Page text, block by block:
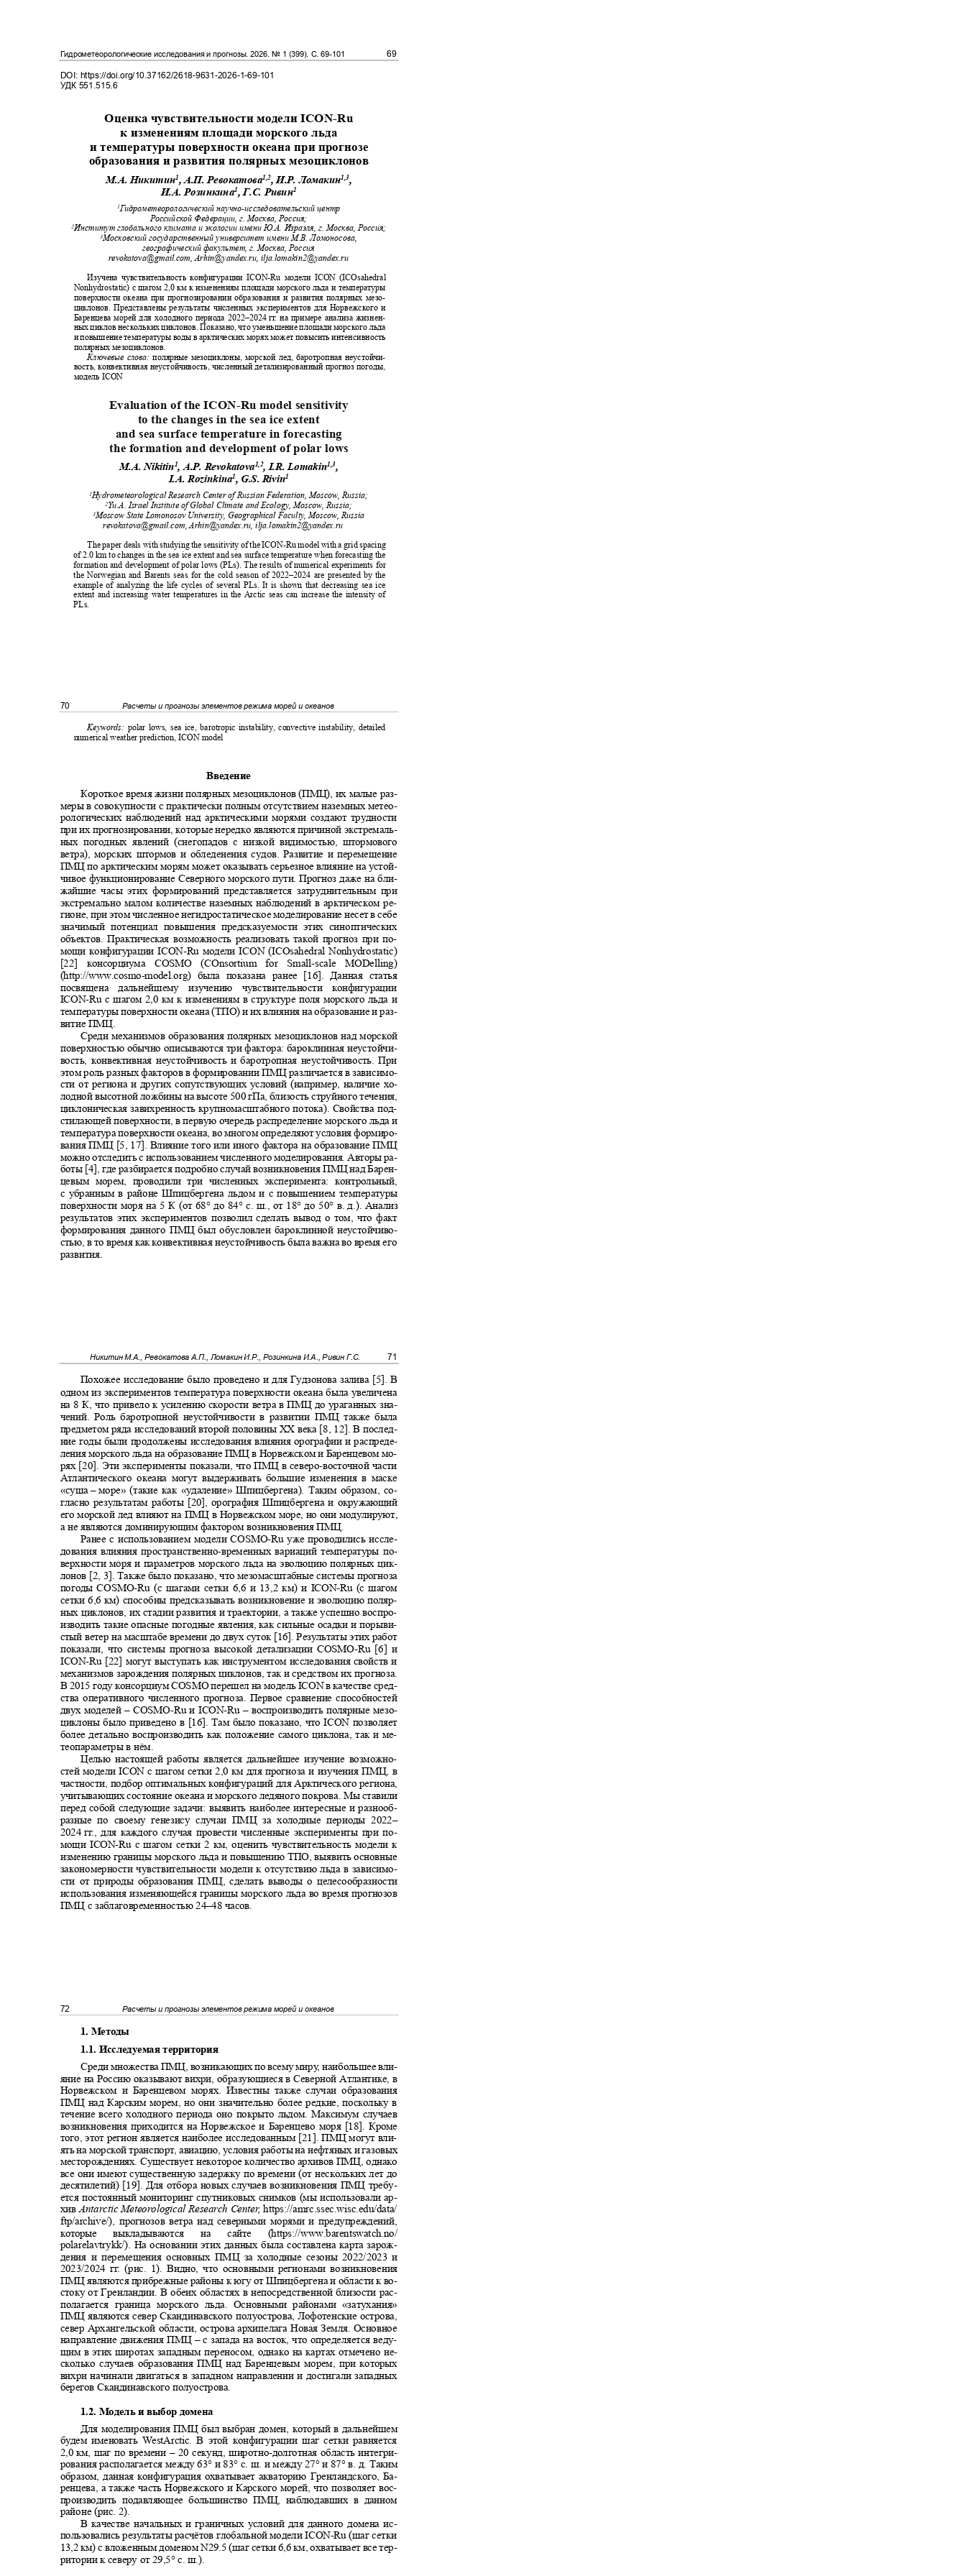
Гидрометеорологические исследования и прогнозы. 2026. № 1 (399). С.69-101 69
DOI: https://doi.org/10.37162/2618-9631-2026-1-69-101
УДК 551.515.6
Оценка чувствительности модели ICON-Ru
к изменениям площади морского льда
и температуры поверхности океана при прогнозе
образования и развития полярных мезоциклонов
М.А. Никитин1, А.П. Ревокатова1,2, И.Р. Ломакин1,3,
И.А. Розинкина1, Г.С. Ривин1
1Гидрометеорологический научно-исследовательский центр
Российской Федерации, г. Москва, Россия;
2Институт глобального климата и экологии имени Ю.А. Израэля, г. Москва, Россия;
3Московский государственный университет имени М.В. Ломоносова,
географический факультет, г. Москва, Россия
revokatova@gmail.com,Arhin@yandex.ru, ilja.lomakin2@yandex.ru
Изучена чувствительность конфигурации ICON-Ru модели ICON (ICOsahedral
Nonhydrostatic) с шагом 2,0 км к изменениям площади морского льда и температуры
поверхности океана при прогнозировании образования и развития полярных мезо-
циклонов. Представлены результаты численных экспериментов для Норвежского и
Баренцева морей для холодного периода 2022–2024 гг.на примере анализа жизнен-
ных циклов нескольких циклонов. Показано, что уменьшение площади морского льда
и повышение температуры воды в арктических морях может повысить интенсивность
полярных мезоциклонов
Ключевые слова:полярные мезоциклоны, морской лед, баротропная неустойчи-
вость, конвективная неустойчивость, численный детализированный прогноз погоды,
модель ICON
Evaluation of the ICON-Ru model sensitivity
to the changes in the sea ice extent
and sea surface temperature in forecasting
the formation and development of polar lows
M.A. Nikitin1, A.P. Revokatova1,2, I.R. Lomakin1,3,
I.A. Rozinkina1, G.S. Rivin1
1Hydrometeorological Research Center of Russian Federation, Moscow, Russia;
2Yu.A. Israel Institute of Global Climate and Ecology, Moscow, Russia;
3Moscow State Lomonosov University, Geographical Faculty, Moscow, Russia
revokatova@gmail.com,Arhin@yandex.ru,ilja.lomakin2@yandex.ru
The paper deals with studying the sensitivity of the ICON-Ru model with a grid spacing
of 2.0 km to changes in the sea ice extent and sea surface temperature when forecasting the
formation and development of polar lows (PLs). The results of numerical experiments for
the Norwegian and Barents seas for the cold season of 2022–2024 are presented by the
example of analyzing the life cycles of several PLs. It is shown that decreasing sea ice
extent and increasing water temperatures in the Arctic seas can increase the intensity of
PLs.
70 Расчеты и прогнозы элементов режима морей и океанов
Keywords: polar lows, sea ice, barotropic instability, convective instability, detailed
numerical weather prediction, ICON model
Введение
Короткое время жизни полярных мезоциклонов (ПМЦ), их малые раз-
меры в совокупности с практически полным отсутствием наземных метео-
рологических наблюдений над арктическими морями создают трудности
при их прогнозировании, которые нередко являются причиной экстремаль-
ных погодных явлений (снегопадов с низкой видимостью, штормового
ветра), морских штормов и обледенения судов. Развитие и перемещение
ПМЦ по арктическим морям может оказывать серьезное влияние на устой-
чивое функционирование Северного морского пути. Прогноз даже на бли-
жайшие часы этих формирований представляется затруднительным при
экстремально малом количестве наземных наблюдений в арктическом ре-
гионе, при этом численное негидростатическое моделирование несет в себе
значимый потенциал повышения предсказуемости этих синоптических
объектов. Практическая возможность реализовать такой прогноз при по-
мощи конфигурацииICON-Ru моделиICON (ICOsahedral Nonhydrostatic)
[22] консорциума COSMO (COnsortium for Small-scale MODelling)
(http://www.cosmo-model.org) была показана ранее [16]. Данная статья
посвящена дальнейшему изучению чувствительности конфигурации
ICON-Ruс шагом 2,0 км к изменениям в структуре поля морского льда и
температуры поверхности океана (ТПО) и их влияния на образование и раз-
витие ПМЦ.
Среди механизмов образования полярных мезоциклонов над морской
поверхностью обычно описываются три фактора: бароклинная неустойчи-
вость, конвективная неустойчивость и баротропная неустойчивость. При
этом роль разных факторов в формировании ПМЦ различается в зависимо-
сти от региона и других сопутствующих условий (например, наличие хо-
лодной высотной ложбины на высоте 500 гПа, близость струйного течения,
циклоническая завихренность крупномасштабного потока). Свойства под-
стилающей поверхности, в первую очередь распределение морского льда и
температура поверхности океана, во многом определяют условия формиро-
вания ПМЦ [5, 17]. Влияние того или иного фактора на образование ПМЦ
можно отследить с использованием численного моделирования. Авторы ра-
боты [4], где разбирается подробно случай возникновения ПМЦ над Барен-
цевым морем, проводили три численных эксперимента: контрольный,
с убранным в районе Шпицбергена льдом и с повышением температуры
поверхности моря на 5 К (от 68° до 84°с. ш., от 18° до 50° в. д.). Анализ
результатов этих экспериментов позволил сделать вывод о том, что факт
формирования данного ПМЦ был обусловлен бароклинной неустойчиво-
стью, в то время как конвективная неустойчивость была важна во время его
развития.
Никитин М.А., Ревокатова А.П., Ломакин И.Р., Розинкина И.А., Ривин Г.С. 71
Похожее исследование было проведено и для Гудзонова залива [5]. В
одном из экспериментов температура поверхности океана была увеличена
на 8 К, что привело к усилению скорости ветра в ПМЦ до ураганных зна-
чений. Роль баротропной неустойчивости в развитии ПМЦ также была
предметом ряда исследований второй половины XX века [8, 12]. В послед-
ние годы были продолжены исследования влияния орографии и распреде-
ления морского льда на образование ПМЦ в Норвежском и Баренцевом мо-
рях [20]. Эти эксперименты показали, что ПМЦ в северо-восточной части
Атлантического океана могут выдерживать большие изменения в маске
«суша ‒ море»(такие как «удаление»Шпицбергена). Таким образом, со-
гласно результатам работы [20], орография Шпицбергена и окружающий
его морской лед влияют на ПМЦ в Норвежском море, но они модулируют,
а не являются доминирующим фактором возникновения ПМЦ.
Ранее с использованием моделиCOSMO-Ruуже проводились иссле-
дования влияния пространственно-временных вариаций температуры по-
верхности моря и параметров морского льда на эволюцию полярных цик-
лонов [2, 3]. Также было показано, что мезомасштабные системы прогноза
погодыCOSMO-Ru (с шагами сетки 6,6 и 13,2 км) и ICON-Ru (с шагом
сетки 6,6 км) способны предсказывать возникновение и эволюцию поляр-
ных циклонов, их стадии развития и траектории, а также успешно воспро-
изводить такие опасные погодные явления, как сильные осадки и порыви-
стый ветер на масштабе времени до двух суток [16]. Результаты этих работ
показали, что системы прогноза высокой детализацииCOSMO-Ru [6] и
ICON-Ru [22] могут выступать как инструментом исследования свойств и
механизмов зарождения полярных циклонов, так и средством их прогноза.
В 2015 году консорциумCOSMOперешел на модельICONв качестве сред-
ства оперативного численного прогноза. Первое сравнение способностей
двух моделей– COSMO-Ruи ICON-Ru – воспроизводить полярные мезо-
циклоны было приведено в [16]. Там было показано, чтоICON позволяет
более детально воспроизводить как положение самого циклона, так и ме-
теопараметры в нём.
Целью настоящей работы является дальнейшее изучение возможно-
стей моделиICONс шагом сетки 2,0 км для прогноза и изучения ПМЦ, в
частности, подбор оптимальных конфигураций для Арктического региона,
учитывающих состояние океана и морского ледяного покрова. Мы ставили
перед собой следующие задачи: выявить наиболее интересные и разнооб-
разные по своему генезису случаи ПМЦ за холодные периоды 2022‒
2024 гг.
, для каждого случая провести численные эксперименты при по-
мощи ICON-Ru с шагом сетки 2 км, оценить чувствительность модели к
изменению границы морского льда и повышению ТПО, выявить основные
закономерности чувствительности модели к отсутствию льда в зависимо-
сти от природы образования ПМЦ, сделать выводы о целесообразности
использования изменяющейся границы морского льда во время прогнозов
ПМЦ с заблаговременностью 24‒48 часов.
72 Расчеты и прогнозы элементов режима морей и океанов
1. Методы
1.1. Исследуемая территория
Среди множества ПМЦ, возникающих по всему миру,наибольшее вли-
яние на Россию оказывают вихри, образующиеся в Северной Атлантике, в
Норвежском и Баренцевом морях. Известны также случаи образования
ПМЦ над Карским морем, но они значительно более редкие, поскольку в
течение всего холодного периода оно покрыто льдом. Максимум случаев
возникновения приходится на Норвежское и Баренцево моря [18]. Кроме
того, этот регион является наиболее исследованным [21].ПМЦ могут вли-
ять на морской транспорт, авиацию, условия работы на нефтяных и газовых
месторождениях. Существует некоторое количество архивов ПМЦ, однако
все они имеют существенную задержку по времени (от нескольких лет до
десятилетий) [19]. Для отбора новых случаев возникновения ПМЦ требу-
ется постоянный мониторинг спутниковых снимков (мы использовали ар-
хивAntarctic Meteorological Research Center,https://amrc.ssec.wisc.edu/data/
ftp/archive/), прогнозов ветра над северными морями и предупреждений,
которые выкладываются на сайте (https://www.barentswatch.no/
polarelavtrykk/). На основании этих данных была составлена карта зарож-
дения и перемещения основных ПМЦ за холодные сезоны 2022/2023 и
2023/2024 гг.(рис. 1). Видно, что основными регионами возникновения
ПМЦ являются прибрежные районы к югу от Шпицбергена и области к во-
стоку от Гренландии. В обеих областях в непосредственной близости рас-
полагается граница морского льда. Основными районами«затухания»
ПМЦ являются север Скандинавского полуострова, Лофотенские острова,
север Архангельской области, острова архипелага Новая Земля. Основное
направление движения ПМЦ–с запада на восток, что определяется веду-
щим в этих широтах западным переносом, однако на картах отмечено не-
сколько случаев образования ПМЦ над Баренцевым морем, при которых
вихри начинали двигаться в западном направлении и достигали западных
берегов Скандинавского полуострова.
1.2. Модель и выбор домена
Для моделирования ПМЦ был выбран домен, который в дальнейшем
будем именовать WestArctic. В этой конфигурации шаг сетки равняется
2,0 км, шаг по времени– 20 секунд, широтно-долготная область интегри-
рования располагается между63° и 83° с. ш. и между27°и 87°в. д. Таким
образом, данная конфигурация охватывает акваторию Гренландского, Ба-
ренцева, а также часть Норвежского и Карского морей, что позволяет вос-
производить подавляющее большинство ПМЦ, наблюдавших в данном
районе (рис. 2).
В качестве начальных и граничных условий для данного домена ис-
пользовались результаты расчётов глобальной моделиICON-Ru(шаг сетки
13,2 км) с вложенным доменомN29.5 (шаг сетки 6,6 км, охватывает все тер-
ритории к северу от29,5°с. ш.).